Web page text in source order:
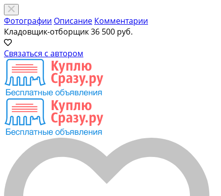
Фотографии Описание Комментарии
Кладовщик-отборщик36 500 руб.
Связаться с автором